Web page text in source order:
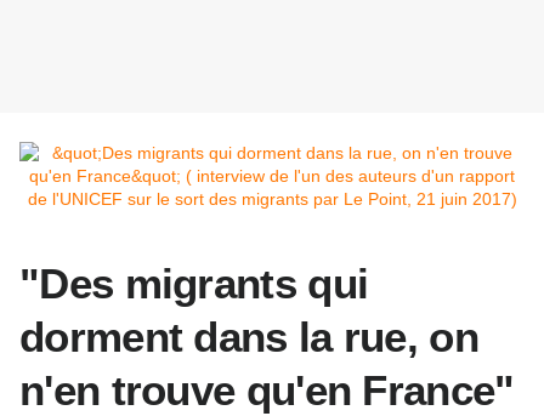
"Des migrants qui
dorment dans la rue, on
n'en trouve qu'en France"